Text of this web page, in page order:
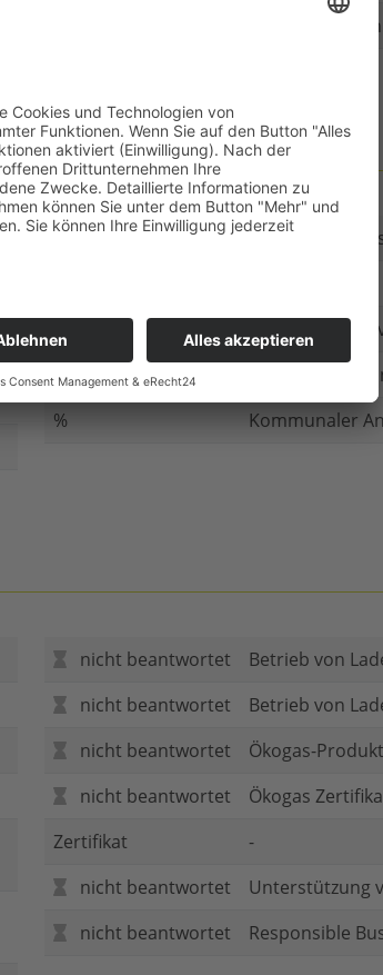
Gedruckte
nicht beantwortet
Gibt es
Investitionen
nicht beantwortet
nicht beantwortet
%
Kommunaler
nicht beantwortet
Betrieb von
nicht beantwortet
Betrieb von
nicht beantwortet
Ökogas-
nicht beantwortet
Ökogas
Zertifikat
-
nicht beantwortet
Unterstützung
nicht beantwortet
Responsible